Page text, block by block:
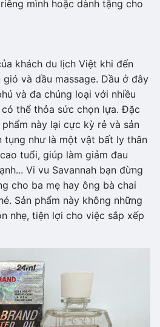
mình hoặc dành tặng cho
khách du lịch Việt khi đến
gió và dầu massage. Dầu ở đây
và đa chủng loại với nhiều
thể thỏa sức chọn lựa. Đặc
này lại cực kỳ rẻ và sản
tụng như là một vật bất ly thân
tuổi, giúp làm giảm đau
Vi vu Savannah bạn đừng
cho ba mẹ hay ông bà chai
Sản phẩm này không những
nhẹ, tiện lợi cho việc sắp xếp